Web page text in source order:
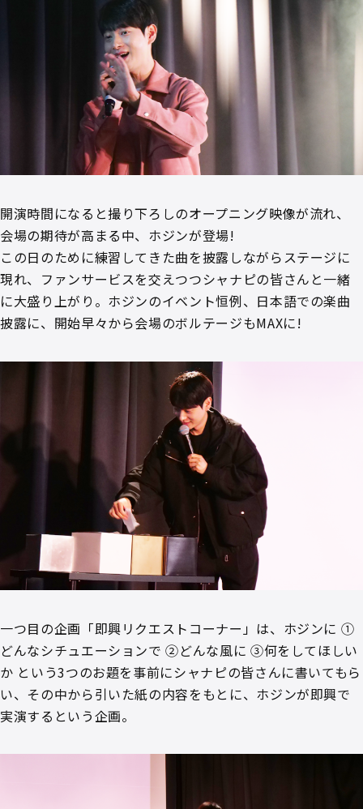
開演時間になると撮り下ろしのオープニング映像が流れ、
会場の期待が高まる中、ホジンが登場!
この日のために練習してきた曲を披露しながらステージに
現れ、ファンサービスを交えつつシャナピの皆さんと一緒
に大盛り上がり。ホジンのイベント恒例、日本語での楽曲
披露に、開始早々から会場のボルテージもMAXに!
一つ目の企画「即興リクエストコーナー」は、ホジンに ①
どんなシチュエーションで ②どんな風に ③何をしてほしい
か という3つのお題を事前にシャナピの皆さんに書いてもら
い、その中から引いた紙の内容をもとに、ホジンが即興で
実演するという企画。